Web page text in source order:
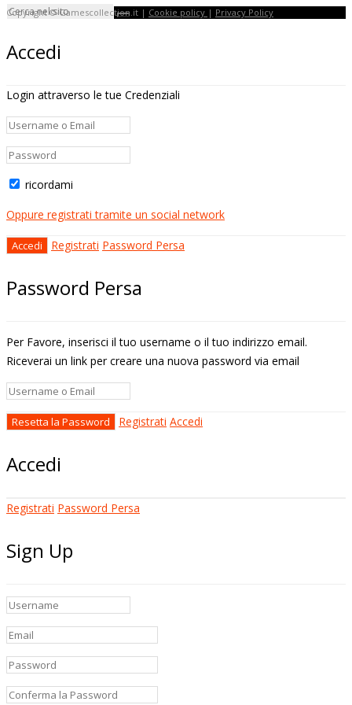
Copyright © Gamescollection.it | Cookie policy | Privacy Policy
Accedi
Login attraverso le tue Credenziali
ricordami
Oppure registrati tramite un social network
Registrati Password Persa
Password Persa
Per Favore, inserisci il tuo username o il tuo indirizzo email.
Riceverai un link per creare una nuova password via email
Registrati Accedi
Accedi
Registrati Password Persa
Sign Up